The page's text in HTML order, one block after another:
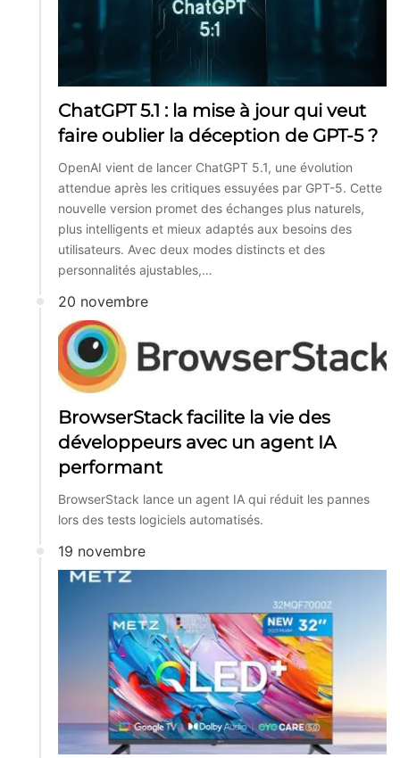
ChatGPT 5.1 : la mise à jour qui veut
faire oublier la déception de GPT-5 ?
OpenAI vient de lancer ChatGPT 5.1, une évolution
attendue après les critiques essuyées par GPT-5. Cette
nouvelle version promet des échanges plus naturels,
plus intelligents et mieux adaptés aux besoins des
utilisateurs. Avec deux modes distincts et des
personnalités ajustables,…
20 novembre
BrowserStack facilite la vie des
développeurs avec un agent IA
performant
BrowserStack lance un agent IA qui réduit les pannes
lors des tests logiciels automatisés.
19 novembre